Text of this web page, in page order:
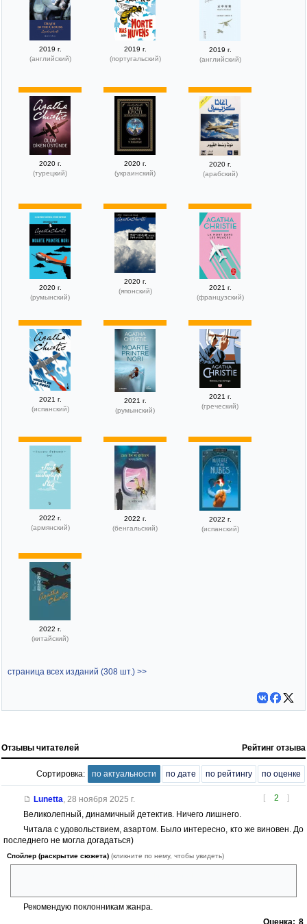
2019 г.
(английский)
2019 г.
(португальский)
2019 г.
(английский)
2020 г.
(турецкий)
2020 г.
(украинский)
2020 г.
(арабский)
2020 г.
(румынский)
2020 г.
(японский)
2021 г.
(французский)
2021 г.
(испанский)
2021 г.
(румынский)
2021 г.
(греческий)
2022 г.
(армянский)
2022 г.
(бенгальский)
2022 г.
(испанский)
2022 г.
(китайский)
страница всех изданий (308 шт.) >>
Отзывы читателей Рейтинг отзыва
Сортировка: по актуальности по дате по рейтингу по оценке
[ 2 ]
Lunetta, 28 ноября 2025 г.
Великолепный, динамичный детектив. Ничего лишнего.
Читала с удовольствием, азартом. Было интересно, кто же виновен. До
последнего не могла догадаться)
Спойлер (раскрытие сюжета) (кликните по нему, чтобы увидеть)
Рекомендую поклонникам жанра.
Оценка: 8